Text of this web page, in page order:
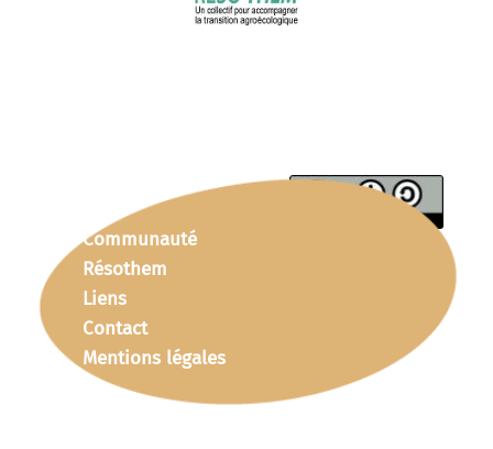
Communauté
Résothem
Liens
Contact
Mentions légales